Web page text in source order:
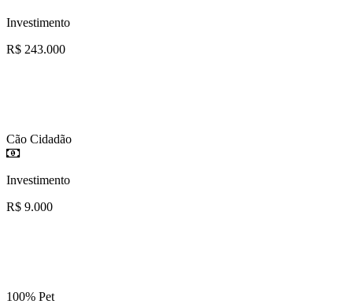
Investimento
R$ 243.000
Cão Cidadão
Investimento
R$ 9.000
100% Pet